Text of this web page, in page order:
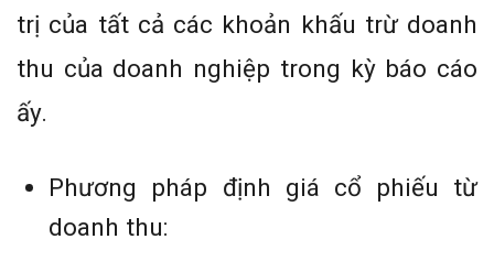
trị của tất cả các khoản khấu trừ doanh
thu của doanh nghiệp trong kỳ báo cáo
ấy.
Phương pháp định giá cổ phiếu từ
doanh thu: